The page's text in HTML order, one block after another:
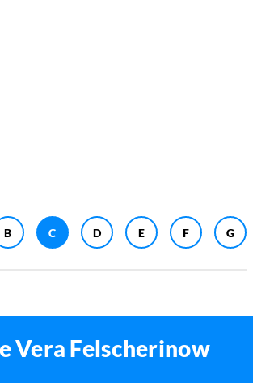
B C D E F G
Vera Felscherinow